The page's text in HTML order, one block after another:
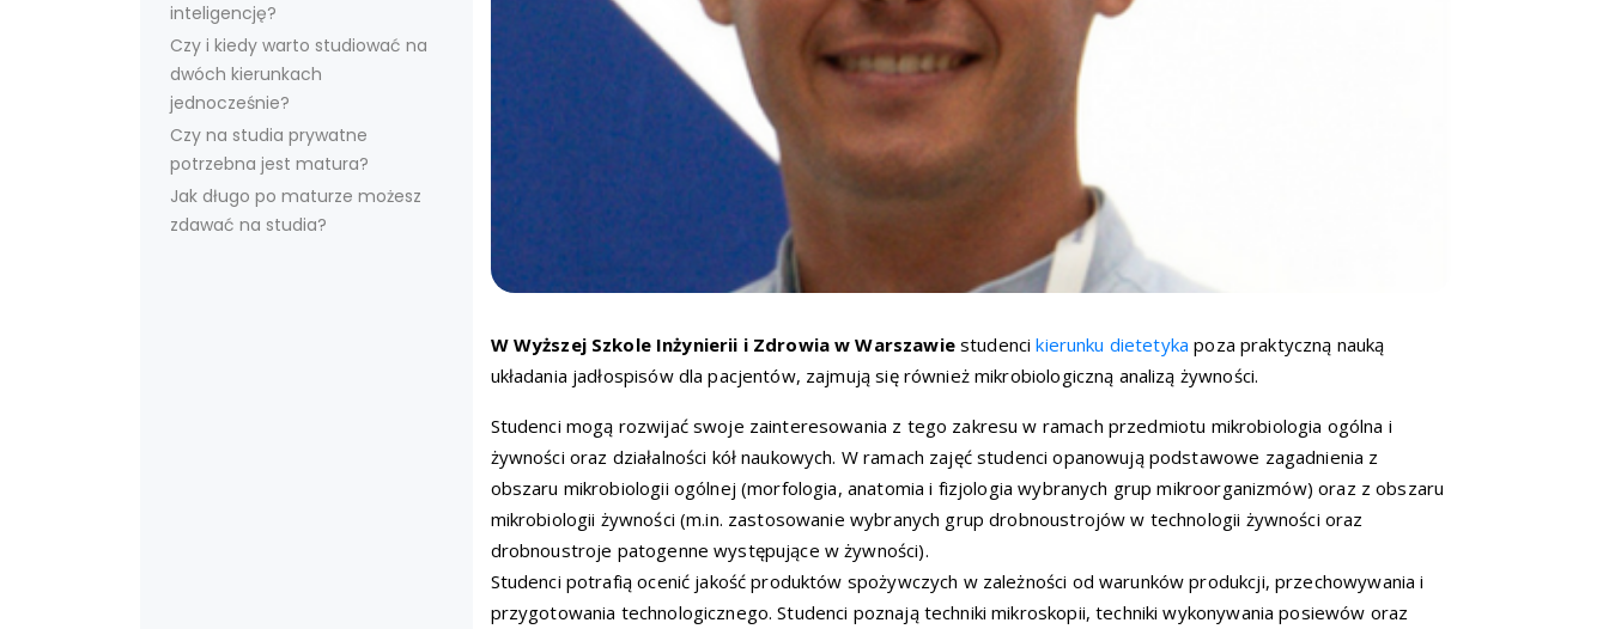
inteligencję?
Czy i kiedy warto studiować na
dwóch kierunkach
jednocześnie?
Czy na studia prywatne
potrzebna jest matura?
Jak długo po maturze możesz
zdawać na studia?
W Wyższej Szkole Inżynierii i Zdrowia w Warszawiestudencikierunku dietetyka poza praktyczną nauką
układania jadłospisów dla pacjentów, zajmują się również mikrobiologiczną analizą żywności.
Studenci mogą rozwijać swoje zainteresowania z tego zakresu w ramach przedmiotu mikrobiologia ogólna i
żywności oraz działalności kół naukowych. W ramach zajęć studenci opanowują podstawowe zagadnienia z
obszaru mikrobiologii ogólnej (morfologia, anatomia i fizjologia wybranych grup mikroorganizmów) oraz z obszaru
mikrobiologii żywności (m.in. zastosowanie wybranych grup drobnoustrojów w technologii żywności oraz
drobnoustroje patogenne występujące w żywności).
Studenci potrafią ocenić jakość produktów spożywczych w zależności od warunków produkcji, przechowywania i
przygotowania technologicznego. Studenci poznają techniki mikroskopii, techniki wykonywania posiewów oraz